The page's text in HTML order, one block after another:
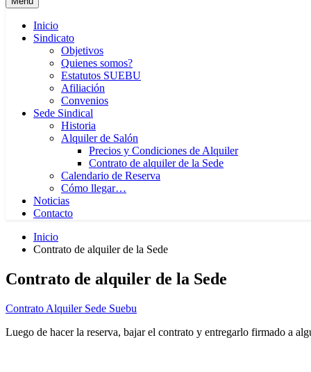
Inicio
Sindicato
Objetivos
Quienes somos?
Estatutos SUEBU
Afiliación
Convenios
Sede Sindical
Historia
Alquiler de Salón
Precios y Condiciones de Alquiler
Contrato de alquiler de la Sede
Calendario de Reserva
Cómo llegar…
Noticias
Contacto
Inicio
Contrato de alquiler de la Sede
Contrato de alquiler de la Sede
Contrato Alquiler Sede Suebu
Luego de hacer la reserva, bajar el contrato y entregarlo firmado a